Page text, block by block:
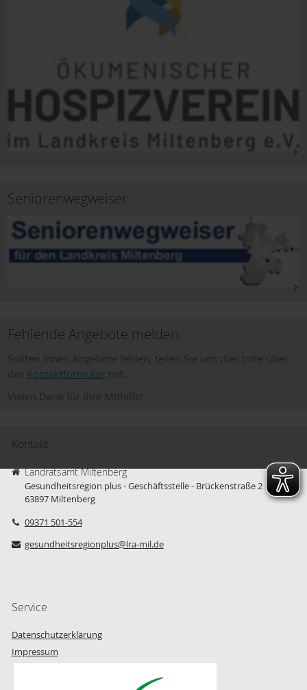
Seniorenwegweiser
Fehlende Angebote melden
Sollten Ihnen Angebote fehlen, teilen Sie uns dies bitte über
das Kontaktformularmit.
Vielen Dank für Ihre Mithilfe!
Kontakt
Landratsamt Miltenberg
Gesundheitsregion plus - Geschäftsstelle - Brückenstraße 2
63897 Miltenberg
09371 501-554
gesundheitsregionplus@lra-mil.de
Service
Datenschutzerklärung
Impressum